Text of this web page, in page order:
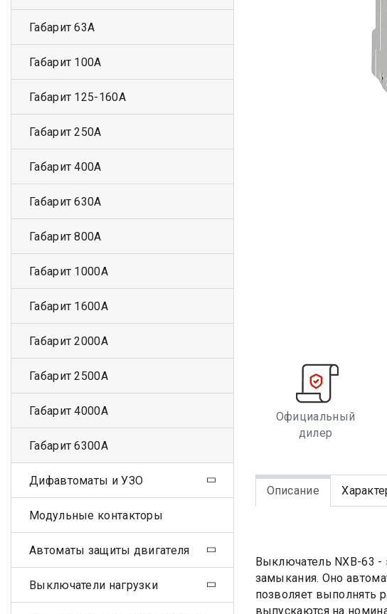
Официальный
дилер
Описание
Выключатель NXB-63 -
замыкания. Оно
позволяет выполнять
выпускаются на
Габарит 63А
Габарит 100А
Габарит 125-160А
Габарит 250А
Габарит 400А
Габарит 630А
Габарит 800А
Габарит 1000А
Габарит 1600А
Габарит 2000А
Габарит 2500А
Габарит 4000А
Габарит 6300А
Дифавтоматы и УЗО
Модульные контакторы
Автоматы защиты двигателя
Выключатели нагрузки